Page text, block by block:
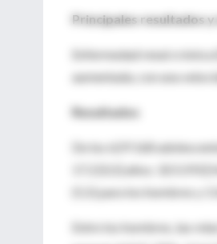
Principales resultados
Enfermedad renal
aumentada, con una
Resultados
De los 629 168
17.2 [0,5] años; 323 293
(5,5) para los hombres y
Entre los hombres, las